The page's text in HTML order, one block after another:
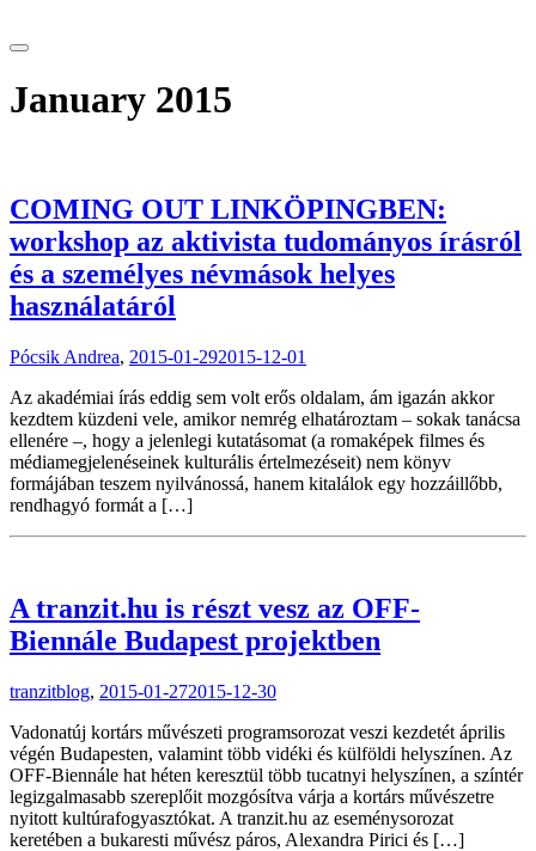
January 2015
COMING OUT LINKÖPINGBEN:
workshop az aktivista tudományos írásról
és a személyes névmások helyes
használatáról
Pócsik Andrea, 2015-01-292015-12-01
Az akadémiai írás eddig sem volt erős oldalam, ám igazán akkor
kezdtem küzdeni vele, amikor nemrég elhatároztam – sokak tanácsa
ellenére –, hogy a jelenlegi kutatásomat (a romaképek filmes és
médiamegjelenéseinek kulturális értelmezéseit) nem könyv
formájában teszem nyilvánossá, hanem kitalálok egy hozzáillőbb,
rendhagyó formát a […]
A tranzit.hu is részt vesz az OFF-
Biennále Budapest projektben
tranzitblog, 2015-01-272015-12-30
Vadonatúj kortárs művészeti programsorozat veszi kezdetét április
végén Budapesten, valamint több vidéki és külföldi helyszínen. Az
OFF-Biennále hat héten keresztül több tucatnyi helyszínen, a színtér
legizgalmasabb szereplőit mozgósítva várja a kortárs művészetre
nyitott kultúrafogyasztókat. A tranzit.hu az eseménysorozat
keretében a bukaresti művész páros, Alexandra Pirici és […]